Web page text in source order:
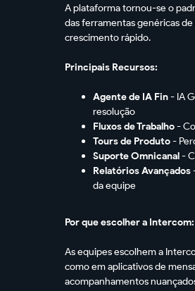
A plataforma tornou-se o
das ferramentas genéricas
crescimento rápido.
Principais Recursos:
Agente de IA Fin- IA
resolução
Fluxos de Trabalho-
Tours de Produto-
Suporte Omnicanal-
Relatórios Avançados
da equipe
Por que escolher a Intercom:
As equipes escolhem a
como em aplicativos de
acompanhamentos